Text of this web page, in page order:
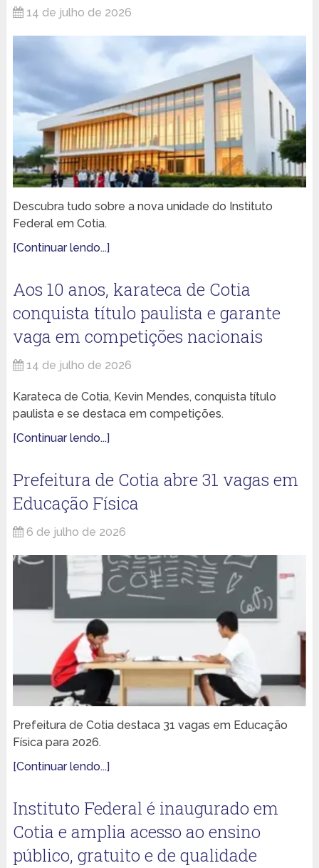
14 de julho de 2026
Descubra tudo sobre a nova unidade do Instituto
Federal em Cotia.
[Continuar lendo...]
Aos 10 anos, karateca de Cotia
conquista título paulista e garante
vaga em competições nacionais
14 de julho de 2026
Karateca de Cotia, Kevin Mendes, conquista título
paulista e se destaca em competições.
[Continuar lendo...]
Prefeitura de Cotia abre 31 vagas em
Educação Física
6 de julho de 2026
Prefeitura de Cotia destaca 31 vagas em Educação
Física para 2026.
[Continuar lendo...]
Instituto Federal é inaugurado em
Cotia e amplia acesso ao ensino
público, gratuito e de qualidade